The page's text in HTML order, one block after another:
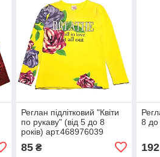
Реглан підлітковий "Квіти
по рукаву" (від 5 до 8
років) арт.468976039
85₴
8 до
192